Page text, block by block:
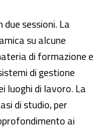
sessioni. La
su alcune
di formazione e
di gestione
luoghi di lavoro. La
di studio, per
ai